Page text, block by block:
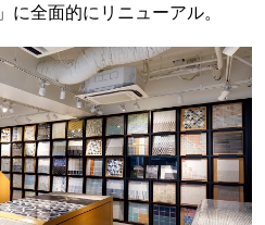
」に全面的にリニューアル。